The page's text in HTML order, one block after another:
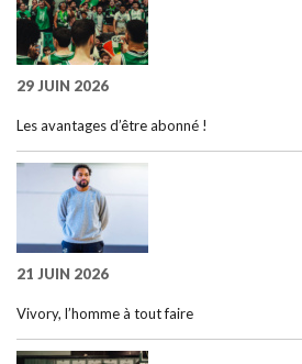
29 JUIN 2026
Les avantages d’être abonné !
21 JUIN 2026
Vivory, l’homme à tout faire